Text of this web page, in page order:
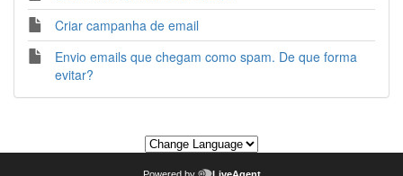
Criar campanha de email
Envio emails que chegam como spam. De que forma
evitar?